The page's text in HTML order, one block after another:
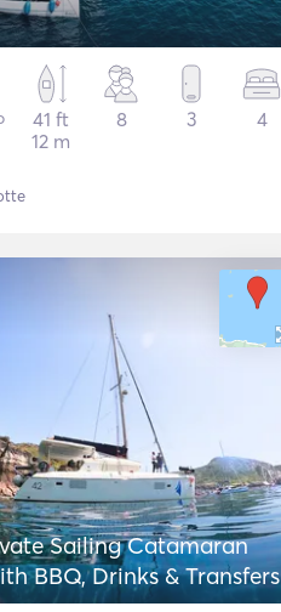
41 ft
12 m
8 3 4
Sailing Catamaran
BBQ, Drinks & Transfers